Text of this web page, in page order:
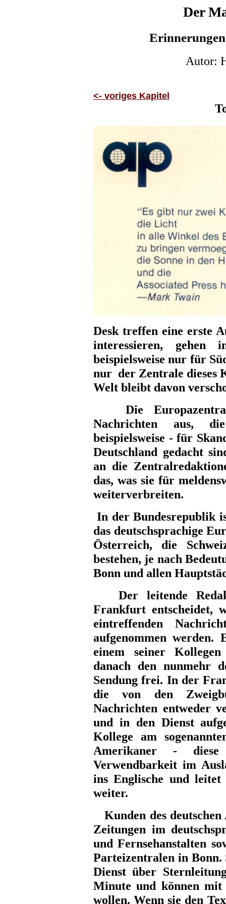
Der
Autor:
<- voriges Kapitel
Desk treffen eine erste
interessieren,
beispielsweise nur für
nur der Zentrale dieses
Welt bleibt davon
Die
Nachrichten aus,
beispielsweise - für
Deutschland gedacht
an die
das, was sie für
weiterverbreiten.
In der Bundesrepublik
das deutschsprachige
Österreich, die
bestehen, je nach
Bonn und allen
Der leitende
Frankfurt entscheidet,
eintreffenden
aufgenommen
einem seiner
danach den nunmehr
Sendung frei. In der
die von den
Nachrichten entweder
und in den Dienst
Kollege am
Amerikaner - diese
Verwendbarkeit im
ins Englische und
weiter.
Kunden des
Zeitungen im
und Fernsehanstalten
Parteizentralen in
Dienst über
Minute und können mit
wollen. Wenn sie den